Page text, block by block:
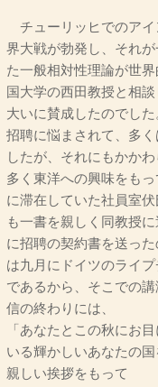
チューリッヒでのアイ
界大戦が勃発し、それ
た一般相対性理論が世
国大学の西田教授と相
大いに賛成したのでし
招聘に悩まされて、多
したが、それにもかか
多く東洋への興味をも
に滞在していた社員室
も一書を親しく同教授
に招聘の契約書を送っ
は九月にドイツのライ
であるから、そこでの
信の終わりには、
「あなたとこの秋にお
いる輝かしいあなたの
親しい挨拶をもって